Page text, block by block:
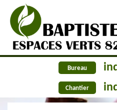
Bureau
Chantier